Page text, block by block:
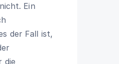
Ein
der Fall ist,
die